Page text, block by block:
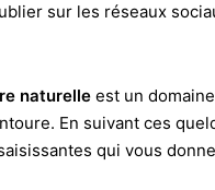
sur les réseaux
naturelle est un
En suivant ces
qui vous